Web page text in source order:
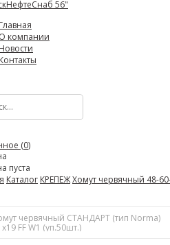
Главная
О компании
Новости
Контакты
(0)
пуста
Каталог КРЕПЕЖХомут червячный 48-
червячный СТАНДАРТ (тип Norma)
FF W1 (уп.50шт.)